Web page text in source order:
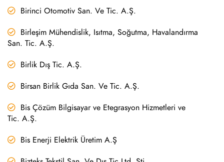
Birinci Otomotiv San. Ve Tic. A.Ş.
Birleşim Mühendislik, Isıtma, Soğutma, Havalandırma
San. Tic. A.Ş.
Birlik Dış Tic. A.Ş.
Birsan Birlik Gıda San. Ve Tic. A.Ş.
Bis Çözüm Bilgisayar ve Etegrasyon Hizmetleri ve
Tic. A.Ş.
Bis Enerji Elektrik Üretim A.Ş